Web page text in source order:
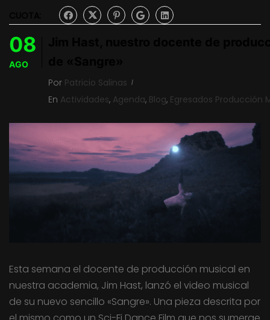
08
AGO
Por Patricio Salinas
En Actividades, Agenda, Blog, Egresados Producción
Esta semana el docente de producción musical en
nuestra academia, Jim Hast, lanzó el video musical
de su nuevo sencillo «Sangre». Una pieza descrita por